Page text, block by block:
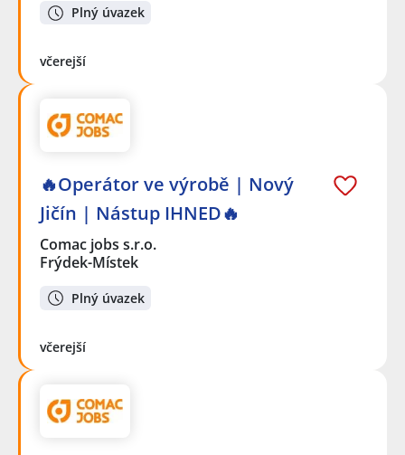
Plný úvazek
včerejší
🔥Operátor ve výrobě | Nový
Jičín | Nástup IHNED🔥
Comac jobs s.r.o.
Frýdek-Místek
Plný úvazek
včerejší